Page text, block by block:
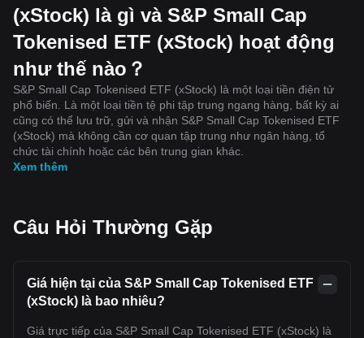
(xStock) là gì và S&P Small Cap
Tokenised ETF (xStock) hoạt động
như thế nào？
S&P Small Cap Tokenised ETF (xStock) là một loại tiền điện tử
phổ biến. Là một loại tiền tệ phi tập trung ngang hàng, bất kỳ ai
cũng có thể lưu trữ, gửi và nhận S&P Small Cap Tokenised ETF
(xStock) mà không cần cơ quan tập trung như ngân hàng, tổ
chức tài chính hoặc các bên trung gian khác.
Xem thêm
Câu Hỏi Thường Gặp
Giá hiện tại của S&P Small Cap Tokenised ETF
(xStock) là bao nhiêu?
Giá trực tiếp của S&P Small Cap Tokenised ETF (xStock) là